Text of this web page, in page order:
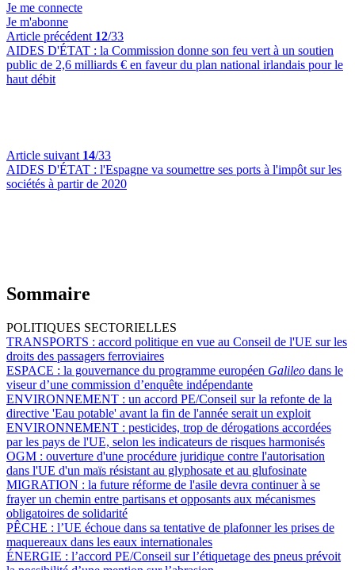
Je me connecte
Je m'abonne
Article précédent 12/33
AIDES D'ÉTAT : la Commission donne son feu vert à un soutien
public de 2,6 milliards € en faveur du plan national irlandais pour le
haut débit
Article suivant 14/33
AIDES D'ÉTAT : l'Espagne va soumettre ses ports à l'impôt sur les
sociétés à partir de 2020
Sommaire
POLITIQUES SECTORIELLES
TRANSPORTS : accord politique en vue au Conseil de l'UE sur les
droits des passagers ferroviaires
ESPACE : la gouvernance du programme européen Galileo dans le
viseur d’une commission d’enquête indépendante
ENVIRONNEMENT : un accord PE/Conseil sur la refonte de la
directive 'Eau potable' avant la fin de l'année serait un exploit
ENVIRONNEMENT : pesticides, trop de dérogations accordées
par les pays de l'UE, selon les indicateurs de risques harmonisés
OGM : ouverture d'une procédure juridique contre l'autorisation
dans l'UE d'un maïs résistant au glyphosate et au glufosinate
MIGRATION : la future réforme de l'asile devra continuer à se
frayer un chemin entre partisans et opposants aux mécanismes
obligatoires de solidarité
PÊCHE : l’UE échoue dans sa tentative de plafonner les prises de
maquereaux dans les eaux internationales
ÉNERGIE : l’accord PE/Conseil sur l’étiquetage des pneus prévoit